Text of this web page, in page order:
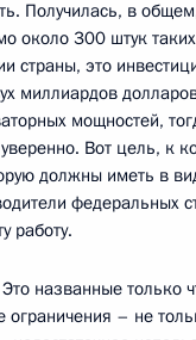
Получилась, в
около 300 штук
страны, это
миллиардов
мощностей,
Вот цель, к
должны иметь в
федеральных
работу.
названные только
ограничения – не